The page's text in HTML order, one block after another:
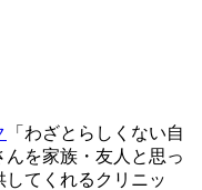
「わざとらしくない自
を家族・友人と思っ
てくれるクリニッ